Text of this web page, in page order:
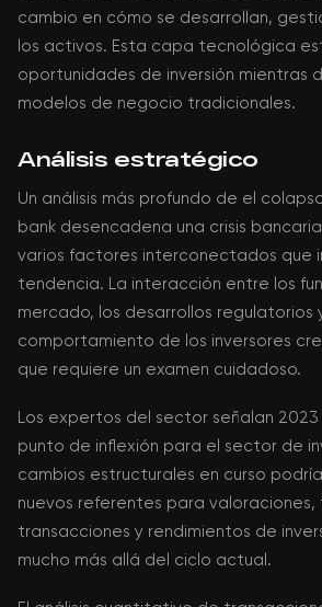
cambio en cómo se desarrollan,
los activos. Esta capa tecnológica
oportunidades de inversión mientras
modelos de negocio tradicionales.
Análisis estratégico
Un análisis más profundo de el
bank desencadena una crisis
varios factores interconectados que
tendencia. La interacción entre los
mercado, los desarrollos regulatorios
comportamiento de los inversores
que requiere un examen cuidadoso.
Los expertos del sector señalan
punto de inflexión para el sector de
cambios estructurales en curso
nuevos referentes para valoraciones,
transacciones y rendimientos de
mucho más allá del ciclo actual.